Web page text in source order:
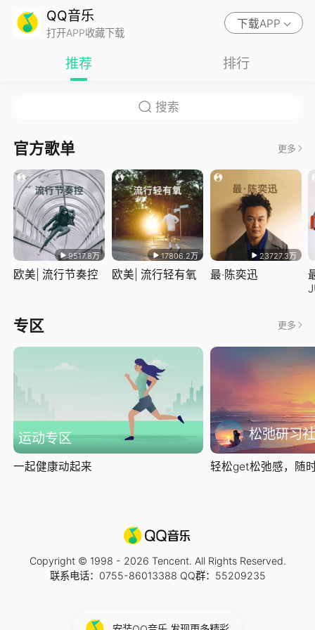
QQ音乐
打开APP收藏下载
下载APP
推荐 排行
官方歌单 更多
9517.8万
欧美| 流行节奏控
17806.2万
欧美| 流行轻有氧
23727.3万
最·陈奕迅
专区 更多
运动专区
一起健康动起来
松弛研习社
轻松get松弛感，随
Copyright © 1998 - 2026 Tencent. All Rights Reserved.
联系电话：0755-86013388 QQ群：55209235